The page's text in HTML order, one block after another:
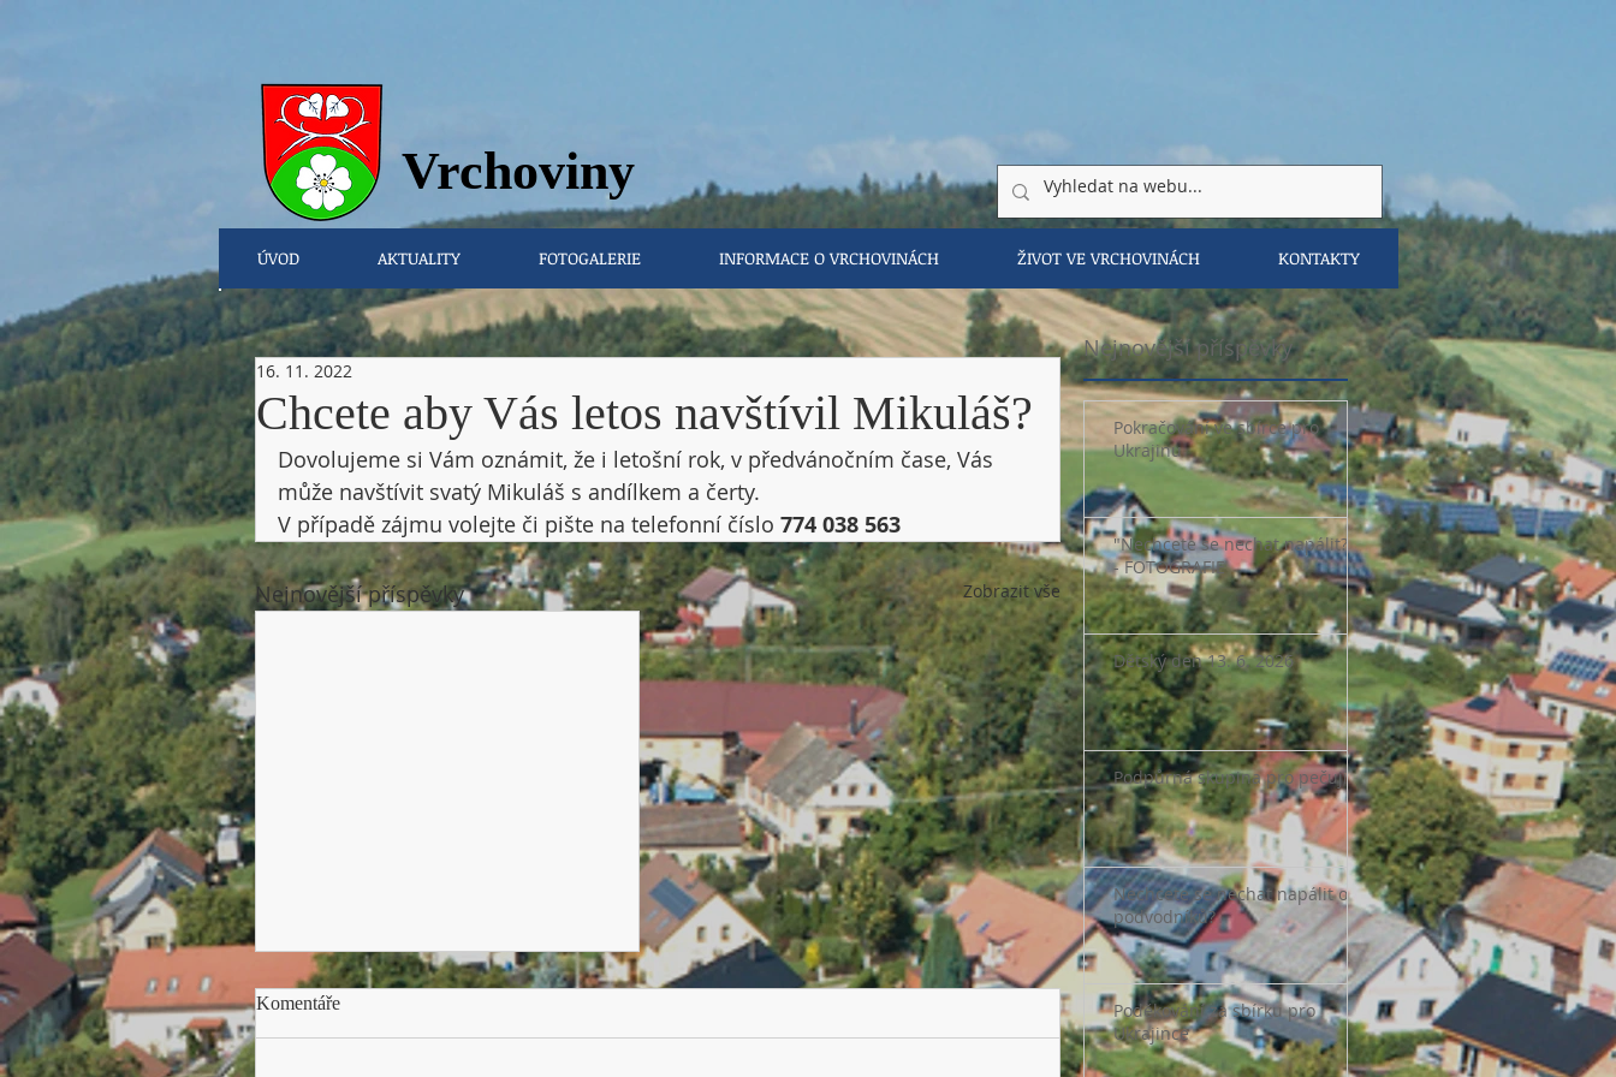
ÚVOD AKTUALITY FOTOGALERIE INFORMACE O VRCHOVINÁCH ŽIVOT VE VRCHOVINÁCH KONTAKTY
Vrchoviny
Chcete aby Vás letos navštívil Mikuláš?
16. 11. 2022
Dovolujeme si Vám oznámit, že i letošní rok, v předvánočním čase, Vás
může navštívit svatý Mikuláš s andílkem a čerty.
V případě zájmu volejte či pište na telefonní číslo 774 038 563
Nejnovější příspěvky Zobrazit vše
Pokračování ve sbírce pro Ukrajinu
Chvála Kristu! Moc děkuji za
Komentáře
Nejnovější příspěvky
Pokračování ve sbírce pro
Ukrajinu
"Nechcete se nechat napálit?"
- FOTOGRAFIE
Dětský den 13. 6. 2026
Podpůrná skupina pro pečující
Nechcete se nechat napálit od
podvodníků?
Poděkování za sbírku pro
Ukrajince